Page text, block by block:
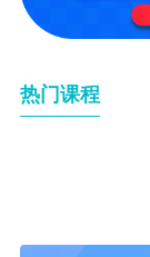
热门课程